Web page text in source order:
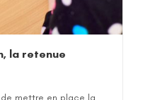
la retenue
mettre en place la